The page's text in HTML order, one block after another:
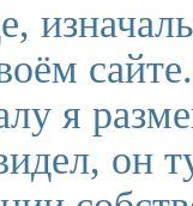
я
он